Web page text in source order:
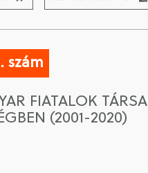
szám
FIATALOK
(2001-2020)